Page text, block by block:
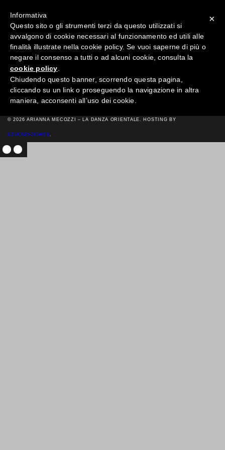
ARY
POSTED ON MAG 5TH, 2015 IN
© 2026 ARIANNA MECOZZI – LA DANZA ORIENTALE. HOSTING BY
ILTUOSPAZIOWEB.
×
Informativa
Questo sito o gli strumenti terzi da questo utilizzati si
avvalgono di cookie necessari al funzionamento ed utili alle
finalità illustrate nella cookie policy. Se vuoi saperne di più o
negare il consenso a tutti o ad alcuni cookie, consulta la
cookie policy
Chiudendo questo banner, scorrendo questa pagina,
cliccando su un link o proseguendo la navigazione in altra
maniera, acconsenti all’uso dei cookie.